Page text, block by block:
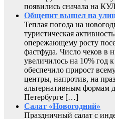
появились сначала на
Общепит вышел на
Теплая погода на
туристическая
опережающему росту
фастфуда. Число чеков в
увеличилось на 10% год
обеспечило прирост
центры, напротив, на
альтернативным формам
Петербурге […]
Салат «Новогодний»
Праздничный салат с